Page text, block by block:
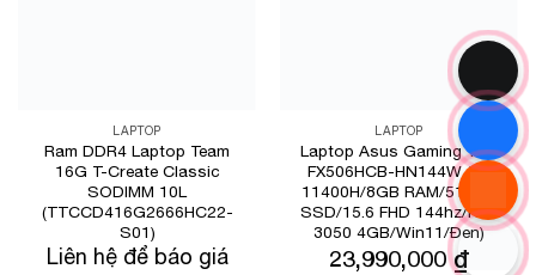
LAPTOP
Ram DDR4 Laptop Team
16G T-Create Classic
SODIMM 10L
(TTCCD416G2666HC22-
S01)
Liên hệ để báo giá
LAPTOP
Laptop Asus Gaming TUF
FX506HCB-HN144W (i5-
11400H/8GB RAM/512GB
SSD/15.6 FHD 144hz/RTX
3050 4GB/Win11/Đen)
23,990,000₫